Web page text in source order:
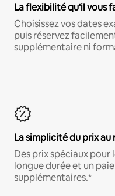
La flexibilité qu'il vous
Choisissez vos dates
puis réservez
supplémentaire ni
La simplicité du prix au
Des prix spéciaux pour
longue durée et un
supplémentaires.*